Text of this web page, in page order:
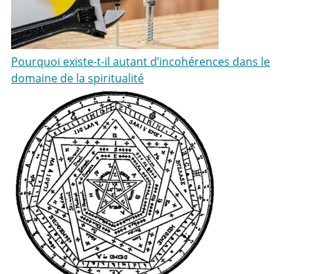
Pourquoi existe-t-il autant d’incohérences dans le
domaine de la spiritualité